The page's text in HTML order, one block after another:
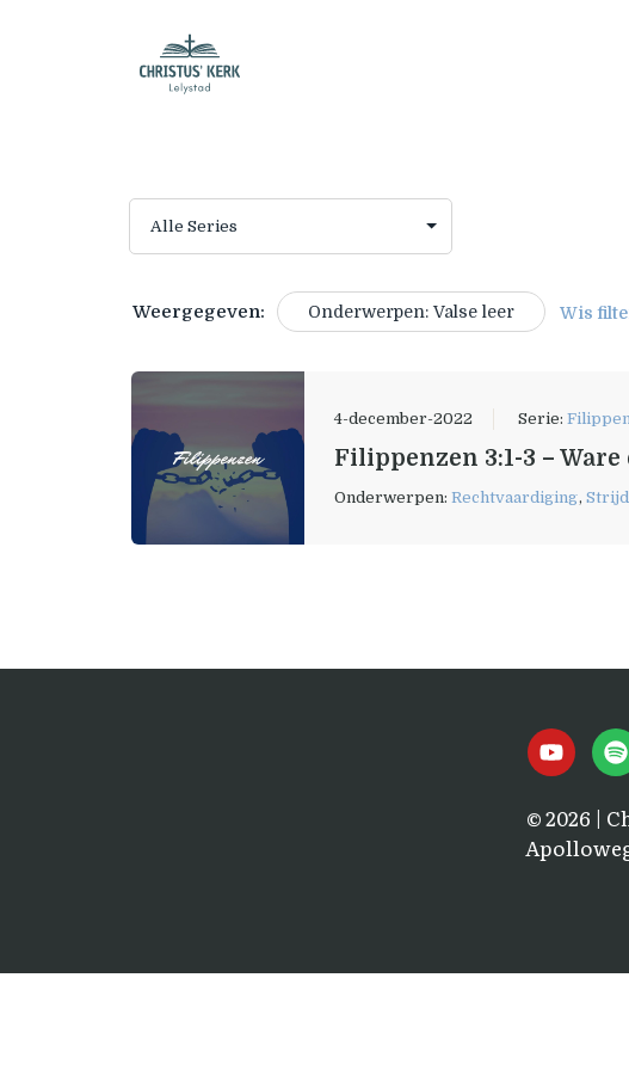
Weergegeven: Onderwerpen: Valse leer Wis
4-december-2022 Serie:
Filippenzen 3:1-3 –
Onderwerpen: Rechtvaardiging,
© 2026 |